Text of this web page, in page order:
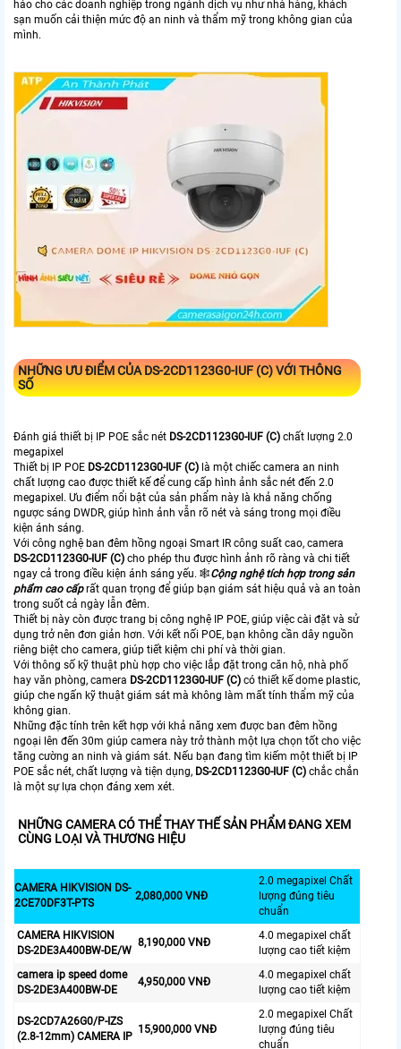
hảo cho các doanh nghiệp trong ngành dịch vụ như nhà hàng, khách
sạn muốn cải thiện mức độ an ninh và thẩm mỹ trong không gian của
mình.
NHỮNG ƯU ĐIỂM CỦADS-2CD1123G0-IUF (C)VỚI THÔNG
SỐ
Đánh giá thiết bị IP POE sắc nét DS-2CD1123G0-IUF (C) chất lượng 2.0
megapixel
Thiết bị IP POE DS-2CD1123G0-IUF (C) là một chiếc camera an ninh
chất lượng cao được thiết kế để cung cấp hình ảnh sắc nét đến 2.0
megapixel. Ưu điểm nổi bật của sản phẩm này là khả năng chống
ngược sáng DWDR, giúp hình ảnh vẫn rõ nét và sáng trong mọi điều
kiện ánh sáng.
Với công nghệ ban đêm hồng ngoại Smart IR công suất cao, camera
DS-2CD1123G0-IUF (C) cho phép thu được hình ảnh rõ ràng và chi tiết
ngay cả trong điều kiện ánh sáng yếu. 🕸️Cộng nghệ tích hợp trong sản
phẩm cao cấprất quan trọng để giúp bạn giám sát hiệu quả và an toàn
trong suốt cả ngày lẫn đêm.
Thiết bị này còn được trang bị công nghệ IP POE, giúp việc cài đặt và sử
dụng trở nên đơn giản hơn. Với kết nối POE, bạn không cần dây nguồn
riêng biệt cho camera, giúp tiết kiệm chi phí và thời gian.
Với thông số kỹ thuật phù hợp cho việc lắp đặt trong căn hộ, nhà phố
hay văn phòng, camera DS-2CD1123G0-IUF (C) có thiết kế dome plastic,
giúp che ngấn kỹ thuật giám sát mà không làm mất tính thẩm mỹ của
không gian.
Những đặc tính trên kết hợp với khả năng xem được ban đêm hồng
ngoại lên đến 30m giúp camera này trở thành một lựa chọn tốt cho việc
tăng cường an ninh và giám sát. Nếu bạn đang tìm kiếm một thiết bị IP
POE sắc nét, chất lượng và tiện dụng, DS-2CD1123G0-IUF (C) chắc chắn
là một sự lựa chọn đáng xem xét.
NHỮNG CAMERA CÓ THỂ THAY THẾ SẢN PHẨM ĐANG XEM
CÙNG LOẠI VÀ THƯƠNG HIỆU
CAMERA HIKVISION DS-
2CE70DF3T-PTS
2,080,000 VNĐ
2.0 megapixel Chất
lượng đúng tiêu
chuẩn
CAMERA HIKVISION
DS-2DE3A400BW-DE/W
8,190,000 VNĐ
4.0 megapixel chất
lượng cao tiết kiệm
camera ip speed dome
DS-2DE3A400BW-DE
4,950,000 VNĐ
4.0 megapixel chất
lượng cao tiết kiệm
DS-2CD7A26G0/P-IZS
(2.8-12mm) CAMERA IP
15,900,000 VNĐ
2.0 megapixel Chất
lượng đúng tiêu
chuẩn